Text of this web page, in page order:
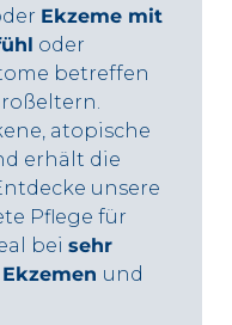
Ekzeme mit
oder
betreffen
atopische
erhält die
unsere
Pflege für
bei sehr
und